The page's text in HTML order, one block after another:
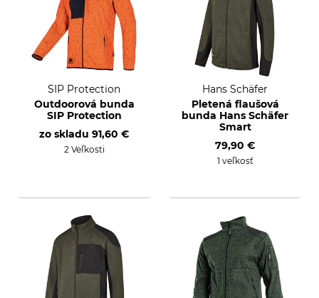
SIP Protection
Outdoorová bunda
SIP Protection
zo skladu 91,60 €
2 Veľkosti
Hans Schäfer
Pletená flaušová
bunda Hans Schäfer
Smart
79,90 €
1 veľkosť